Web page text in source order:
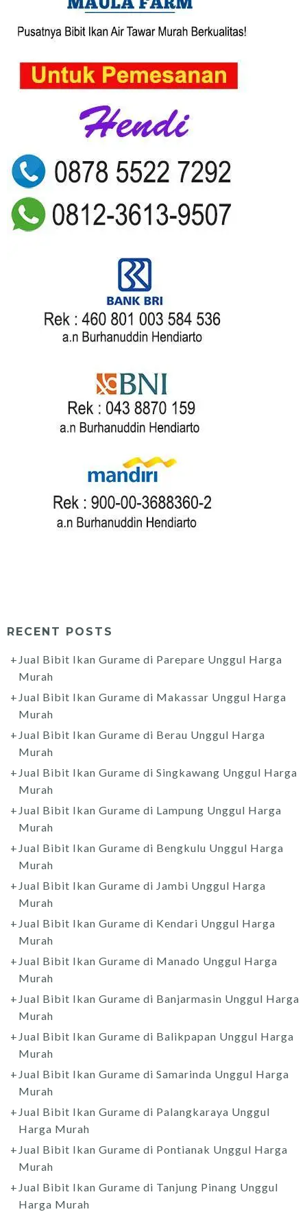
RECENT POSTS
Jual Bibit Ikan Gurame di Parepare Unggul Harga
Murah
Jual Bibit Ikan Gurame di Makassar Unggul Harga
Murah
Jual Bibit Ikan Gurame di Berau Unggul Harga
Murah
Jual Bibit Ikan Gurame di Singkawang Unggul Harga
Murah
Jual Bibit Ikan Gurame di Lampung Unggul Harga
Murah
Jual Bibit Ikan Gurame di Bengkulu Unggul Harga
Murah
Jual Bibit Ikan Gurame di Jambi Unggul Harga
Murah
Jual Bibit Ikan Gurame di Kendari Unggul Harga
Murah
Jual Bibit Ikan Gurame di Manado Unggul Harga
Murah
Jual Bibit Ikan Gurame di Banjarmasin Unggul Harga
Murah
Jual Bibit Ikan Gurame di Balikpapan Unggul Harga
Murah
Jual Bibit Ikan Gurame di Samarinda Unggul Harga
Murah
Jual Bibit Ikan Gurame di Palangkaraya Unggul
Harga Murah
Jual Bibit Ikan Gurame di Pontianak Unggul Harga
Murah
Jual Bibit Ikan Gurame di Tanjung Pinang Unggul
Harga Murah